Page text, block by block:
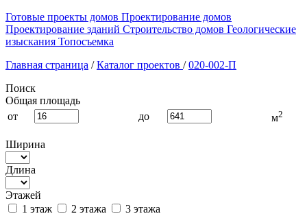
Готовые проекты домов Проектирование домов
Проектирование зданий Строительство домов Геологические
изыскания Топосъемка
Главная страница / Каталог проектов / 020-002-П
Поиск
Общая площадь
от
до м2
Ширина
Длина
Этажей
1 этаж
2 этажа
3 этажа